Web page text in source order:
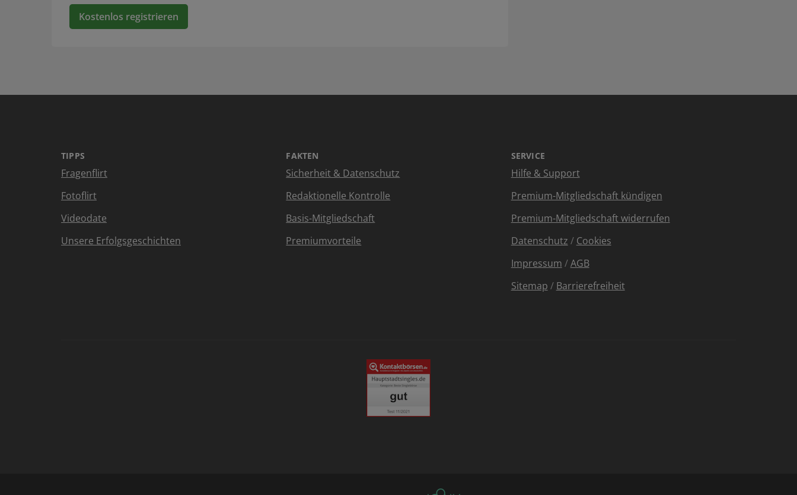
Kostenlos registrieren
TIPPS
Fragenflirt
Fotoflirt
Videodate
Unsere Erfolgsgeschichten
FAKTEN
Sicherheit & Datenschutz
Redaktionelle Kontrolle
Basis-Mitgliedschaft
Premiumvorteile
SERVICE
Hilfe & Support
Premium-Mitgliedschaft kündigen
Premium-Mitgliedschaft widerrufen
Datenschutz / Cookies
Impressum /AGB
Sitemap / Barrierefreiheit